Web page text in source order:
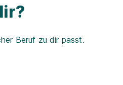
Beruf zu dir passt.